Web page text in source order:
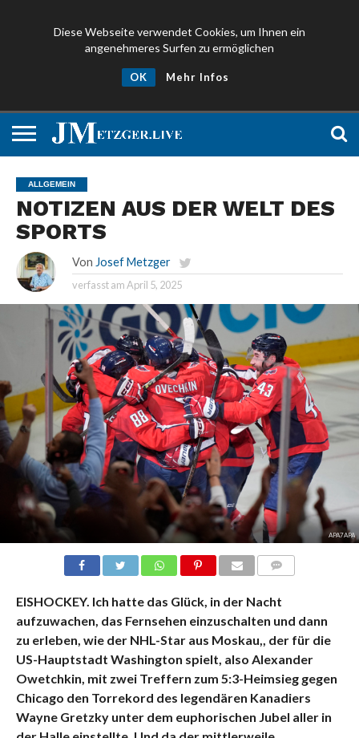
Diese Webseite verwendet Cookies, um Ihnen ein
angenehmeres Surfen zu ermöglichen
OK Mehr Infos
ALLGEMEIN
NOTIZEN AUS DER WELT DES
SPORTS
Von Josef Metzger
verfasst amApril 5, 2025
APA7APA
EISHOCKEY. Ich hatte das Glück, in der Nacht
aufzuwachen, das Fernsehen einzuschalten und dann
zu erleben, wie der NHL-Star aus Moskau,, der für die
US-Hauptstadt Washington spielt, also Alexander
Owetchkin, mit zwei Treffern zum 5:3-Heimsieg gegen
Chicago den Torrekord des legendären Kanadiers
Wayne Gretzky unter dem euphorischen Jubel aller in